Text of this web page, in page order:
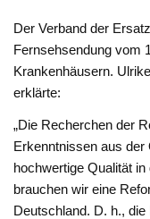
Der Verband der
Fernsehsendung vom
Krankenhäusern.
erklärte:
„Die Recherchen der
Erkenntnissen aus der
hochwertige Qualität
brauchen wir eine
Deutschland. D. h.,